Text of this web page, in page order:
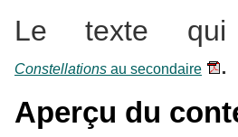
Le texte
Constellations au secondaire .
Aperçu du